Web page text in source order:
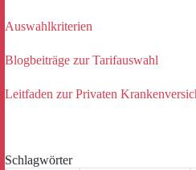
Auswahlkriterien
Blogbeiträge zur Tarifauswahl
Leitfaden zur Privaten
Schlagwörter